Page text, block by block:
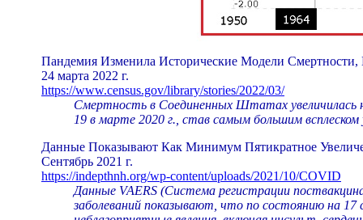
Пандемия Изменила Исторические Модели
24 марта 2022 г.
https://www.census.gov/library/stories/2022/03/
Смертность в Соединенных Штатах увеличилась
19 в марте 2020 г., став самым большим всплеском
Данные Показывают Как Минимум Пятикратное
Сентябрь 2021 г.
https://indepthnh.org/wp-content/uploads/2021/10/COVID
Данные VAERS (Система регистрации
заболеваний показывают, что по состоянию на 17